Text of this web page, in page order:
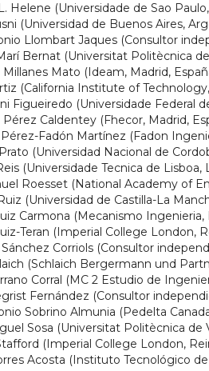
Helene (Universidade de Sao
(Universidad de Buenos Aires,
Llombart Jaques (Consultor
Bernat (Universitat Politècnica
Millanes Mato (Ideam, Madrid,
(California Institute of
Figueiredo (Universidade Federal
Caldentey (Fhecor, Madrid,
Fadón Martínez (Fadon
(Universidad Nacional de
(Universidade Tecnica de Lisboa,
Roesset (National Academy of
(Universidad de Castilla-La
Carmona (Mecanismo Ingenieria,
Teran (Imperial College London,
Corriols (Consultor
(Schlaich Bergermann und
Corral (MC 2 Estudio de
Fernández (Consultor
Sobrino Almunia (Pedelta
Sosa (Universitat Politècnica de
(Imperial College London,
Acosta (Instituto Tecnológico